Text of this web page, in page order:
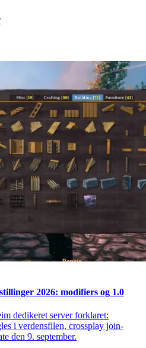
2026: modifiers og 1.0
dedikeret server forklaret:
i verdensfilen, crossplay join-
den 9. september.